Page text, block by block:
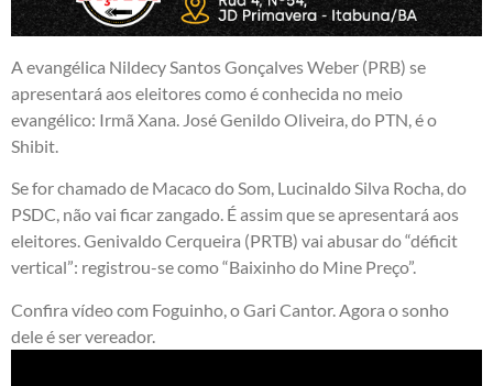
A evangélica Nildecy Santos Gonçalves Weber (PRB) se
apresentará aos eleitores como é conhecida no meio
evangélico: Irmã Xana. José Genildo Oliveira, do PTN, é o
Shibit.
Se for chamado de Macaco do Som, Lucinaldo Silva Rocha, do
PSDC, não vai ficar zangado. É assim que se apresentará aos
eleitores. Genivaldo Cerqueira (PRTB) vai abusar do “déficit
vertical”: registrou-se como “Baixinho do Mine Preço”.
Confira vídeo com Foguinho, o Gari Cantor. Agora o sonho
dele é ser vereador.